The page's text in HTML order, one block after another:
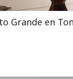
Grande en